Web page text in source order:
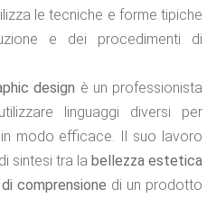
le tecniche e forme tipiche
e dei procedimenti di
design è un professionista
linguaggi diversi per
modo efficace. Il suo lavoro
sintesi tra la bellezza estetica
comprensione di un prodotto